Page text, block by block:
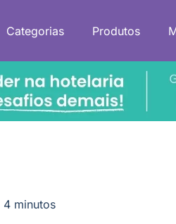
Categorias Produtos
4 minutos